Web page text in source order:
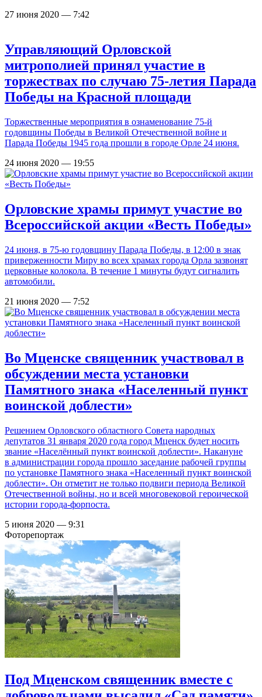
27 июня 2020 — 7:42
Управляющий Орловской
митрополией принял участие в
торжествах по случаю 75-летия Парада
Победы на Красной площади
Торжественные мероприятия в ознаменование 75-й
годовщины Победы в Великой Отечественной войне и
Парада Победы 1945 года прошли в городе Орле 24 июня.
24 июня 2020 — 19:55
Орловские храмы примут участие во
Всероссийской акции «Весть Победы»
24 июня, в 75-ю годовщину Парада Победы, в 12:00 в знак
приверженности Миру во всех храмах города Орла зазвонят
церковные колокола. В течение 1 минуты будут сигналить
автомобили.
21 июня 2020 — 7:52
Во Мценске священник участвовал в
обсуждении места установки
Памятного знака «Населенный пункт
воинской доблести»
Решением Орловского областного Совета народных
депутатов 31 января 2020 года город Мценск будет носить
звание «Населённый пункт воинской доблести». Накануне
в администрации города прошло заседание рабочей группы
по установке Памятного знака «Населенный пункт воинской
доблести». Он отметит не только подвиги периода Великой
Отечественной войны, но и всей многовековой героической
истории города-форпоста.
5 июня 2020 — 9:31
Фоторепортаж
Под Мценском священник вместе с